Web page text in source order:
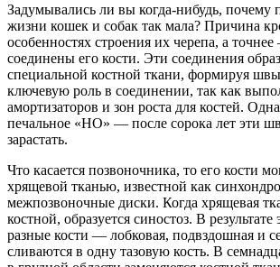
Задумывались ли вы когда-нибудь, почему
жизни кошек и собак так мала? Причина
особенностях строения их черепа, а
соединены его кости. Эти соединения
специальной костной ткани, формируя
ключевую роль в соединении, так как
амортизаторов и зон роста для костей.
печальное «НО» — после сорока лет эти
зарастать.
Что касается позвоночника, то его кости
хрящевой тканью, известной как
межпозвоночные диски. Когда хрящевая
костной, образуется синостоз. В результате
разные кости — лобковая, подвздошная и
сливаются в одну тазовую кость. В